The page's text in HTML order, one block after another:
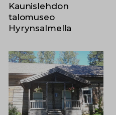
Kaunislehdon
talomuseo
Hyrynsalmella